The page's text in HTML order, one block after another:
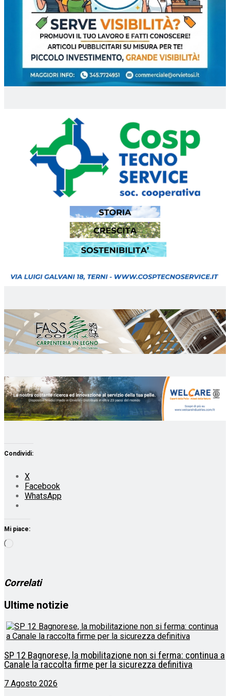
Condividi:
X
Facebook
WhatsApp
Mi piace:
Correlati
Ultime notizie
SP 12 Bagnorese, la mobilitazione non si ferma: continua a
Canale la raccolta firme per la sicurezza definitiva
7 Agosto 2026